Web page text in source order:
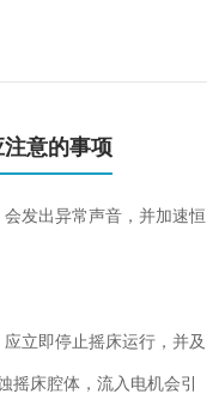
意的事项
发出异常声音，并加速恒
立即停止摇床运行，并及
摇床腔体，流入电机会引